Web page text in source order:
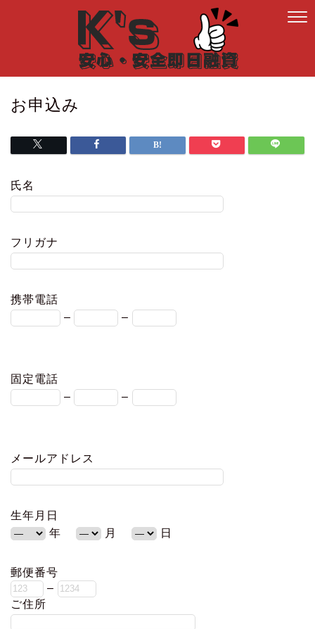
お申込み
氏名
フリガナ
携帯電話
–
–
固定電話
–
–
メールアドレス
生年月日
年
月 日
郵便番号
–
ご住所